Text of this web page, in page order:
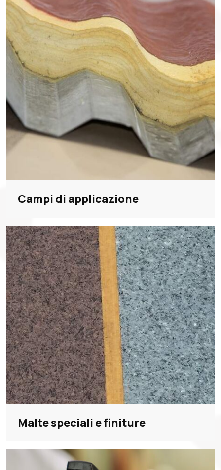
Campi di applicazione
Malte speciali e finiture